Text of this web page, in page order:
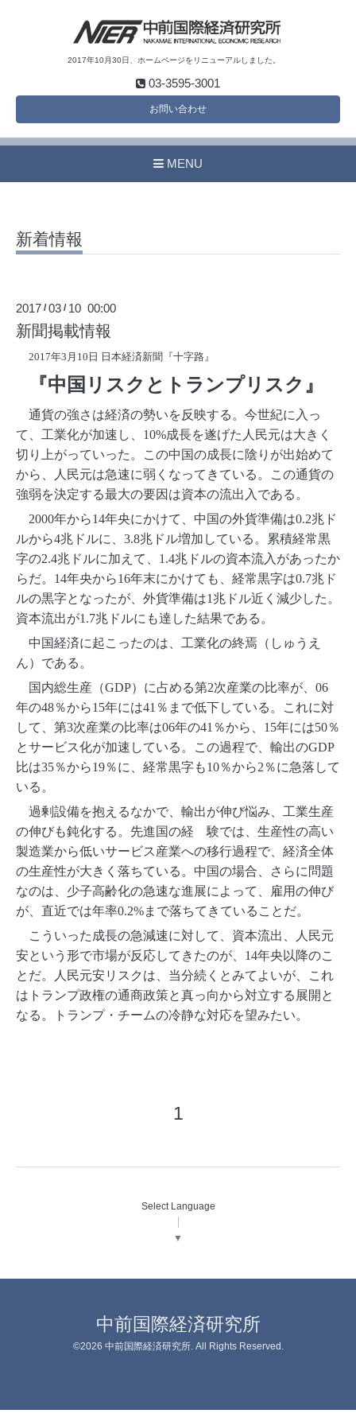
2017年10月30日、ホームページをリニューアルしました。
03-3595-3001
お問い合わせ
MENU
新着情報
2017 /03 / 10 00:00
新聞掲載情報
2017年3月10日 日本経済新聞『十字路』
『中国リスクとトランプリスク 』
通貨の強さは経済の勢いを反映する。今世紀に入っ
て、工業化が加速し、10%成長を遂げた人民元は大きく
切り上がっていった。この中国の成長に陰りが出始めて
から、人民元は急速に弱くなってきている。この通貨の
強弱を決定する最大の要因は資本の流出入である。
2000年から14年央にかけて、中国の外貨準備は0.2兆ド
ルから4兆ドルに、3.8兆ドル増加している。累積経常黒
字の2.4兆ドルに加えて、1.4兆ドルの資本流入があったか
らだ。14年央から16年末にかけても、経常黒字は0.7兆ド
ルの黒字となったが、外貨準備は1兆ドル近く減少した。
資本流出が1.7兆ドルにも達した結果である。
中国経済に起こったのは、工業化の終焉（しゅうえ
ん）である。
国内総生産（GDP）に占める第2次産業の比率が、06
年の48％から15年には41％まで低下している。これに対
して、第3次産業の比率は06年の41％から、15年には50％
とサービス化が加速している。この過程で、輸出のGDP
比は35％から19％に、経常黒字も10％から2％に急落して
いる。
過剰設備を抱えるなかで、輸出が伸び悩み、工業生産
の伸びも鈍化する。先進国の経 験では、生産性の高い
製造業から低いサービス産業への移行過程で、経済全体
の生産性が大きく落ちている。中国の場合、さらに問題
なのは、少子高齢化の急速な進展によって、雇用の伸び
が、直近では年率0.2%まで落ちてきていることだ。
こういった成長の急減速に対して、資本流出、人民元
安という形で市場が反応してきたのが、14年央以降のこ
とだ。人民元安リスクは、当分続くとみてよいが、これ
はトランプ政権の通商政策と真っ向から対立する展開と
なる。トランプ・チームの冷静な対応を望みたい。
1
Select Language
▼
中前国際経済研究所
©2026 中前国際経済研究所. All Rights Reserved.